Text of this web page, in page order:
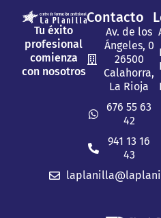
Tu éxito
profesional
comienza
con nosotros
Contacto
Av. de los
Ángeles, 0
26500
Calahorra,
La Rioja
676 55 63
42
941 13 16
43